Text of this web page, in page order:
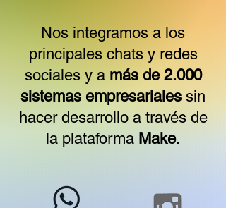
Nos integramos a los
principales chats y redes
sociales y a más de 2.000
sistemas empresariales sin
hacer desarrollo a través de
la plataforma Make.